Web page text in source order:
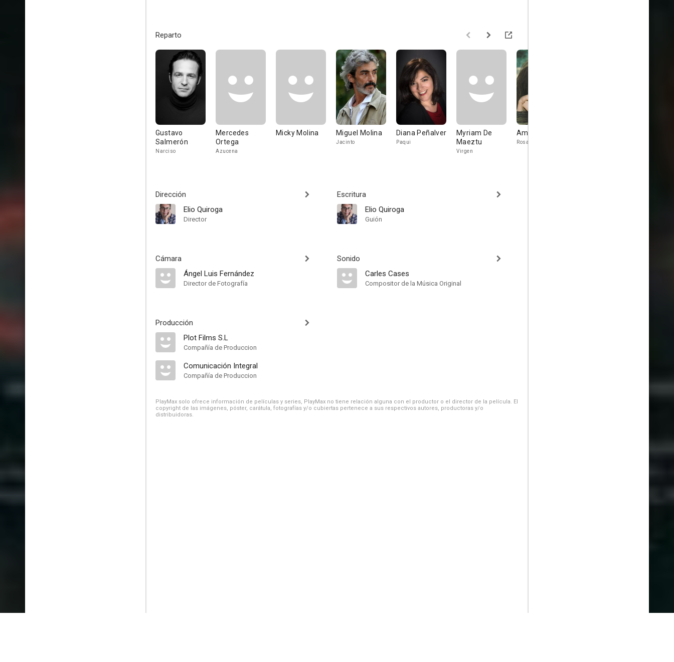
Reparto
Gustavo
Salmerón
Narciso
Mercedes
Ortega
Azucena
Micky Molina Miguel Molina
Jacinto
Diana Peñalver
Paqui
Myriam De
Maeztu
Virgen
Amparo Muñoz
Rosa
Dirección
Elio Quiroga
Director
Cámara
Ángel Luis Fernández
Director de Fotografía
Producción
Plot Films S.L
Compañía de Produccion
Comunicación Integral
Compañía de Produccion
Escritura
Elio Quiroga
Guión
Sonido
Carles Cases
Compositor de la Música Original
PlayMax solo ofrece información de películas y series, PlayMax no tiene relación alguna con el productor o el director de la película. El
copyright de las imágenes, póster, carátula, fotografías y/o cubiertas pertenece a sus respectivos autores, productoras y/o
distribuidoras.